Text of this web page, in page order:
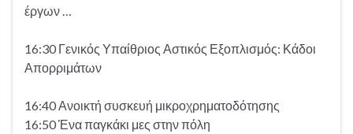
έργων …
16:30 Γενικός Υπαίθριος Αστικός Εξοπλισμός: Κάδοι
Απορριμάτων
16:40 Ανοικτή συσκευή μικροχρηματοδότησης
16:50 Ένα παγκάκι μες στην πόλη